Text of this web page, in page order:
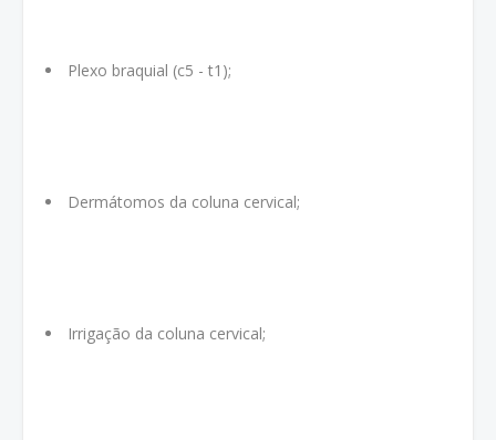
Plexo braquial (c5 - t1);
Dermátomos da coluna cervical;
Irrigação da coluna cervical;